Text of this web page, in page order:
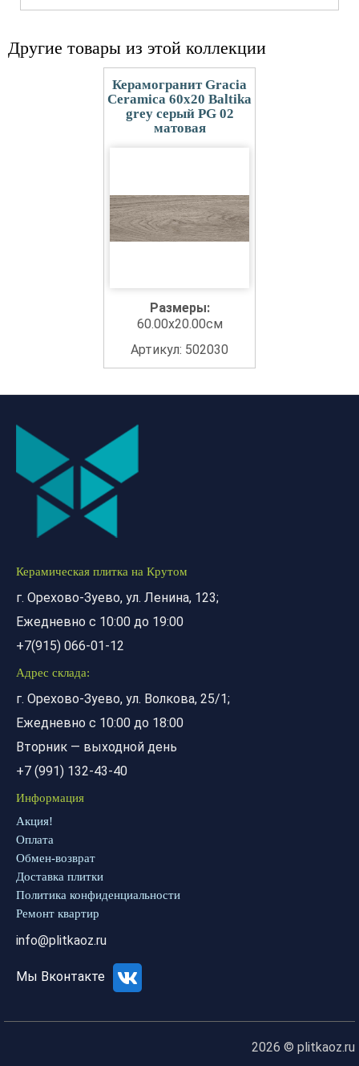
Другие товары из этой коллекции
Керамогранит Gracia
Ceramica 60x20 Baltika
grey серый PG 02
матовая
Размеры:
60.00x20.00см
Артикул: 502030
Керамическая плитка на Крутом
г. Орехово-Зуево, ул. Ленина, 123;
Ежедневно с 10:00 до 19:00
+7(915) 066-01-12
Адрес склада:
г. Орехово-Зуево, ул. Волкова, 25/1;
Ежедневно с 10:00 до 18:00
Вторник — выходной день
+7 (991) 132-43-40
Информация
Акция!
Оплата
Обмен-возврат
Доставка плитки
Политика конфиденциальности
Ремонт квартир
info@plitkaoz.ru
Мы Вконтакте
2026 © plitkaoz.ru